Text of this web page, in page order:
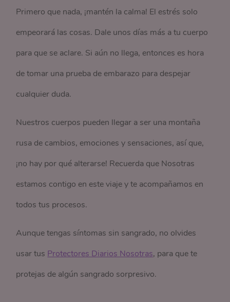
Primero que nada, ¡mantén la calma! El estrés solo
empeorará las cosas. Dale unos días más a tu cuerpo
para que se aclare. Si aún no llega, entonces es hora
de tomar una prueba de embarazo para despejar
cualquier duda.
Nuestros cuerpos pueden llegar a ser una montaña
rusa de cambios, emociones y sensaciones, así que,
¡no hay por qué alterarse! Recuerda que Nosotras
estamos contigo en este viaje y te acompañamos en
todos tus procesos.
Aunque tengas síntomas sin sangrado, no olvides
usar tus Protectores Diarios Nosotras, para que te
protejas de algún sangrado sorpresivo.